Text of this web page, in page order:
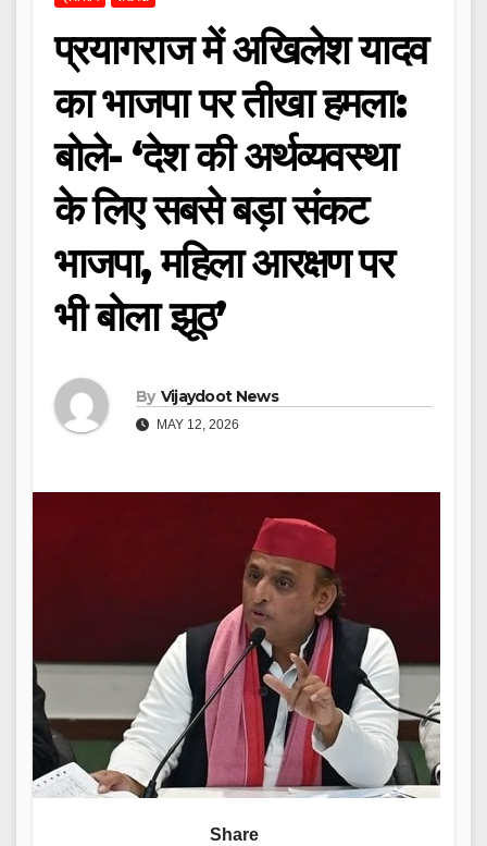
प्रयागराज में अखिलेश यादव
का भाजपा पर तीखा हमला:
बोले- ‘देश की अर्थव्यवस्था
के लिए सबसे बड़ा संकट
भाजपा, महिला आरक्षण पर
भी बोला झूठ’
By Vijaydoot News
MAY 12, 2026
Share